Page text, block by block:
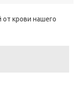
от крови нашего